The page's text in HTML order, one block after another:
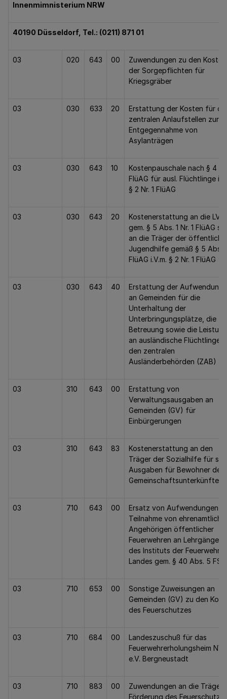
Innenmimnisterium NRW
40190 Düsseldorf, Tel.: (0211) 871 01
03 020 643 00
Zuwendungen zu den Kosten
der Sorgepflichten für
Kriegsgräber
03 030 633 20
Erstattung der Kosten für die
zentralen Anlaufstellen zur
Entgegennahme von
Asylanträgen
03 030 643 10
Kostenpauschale nach § 4
FlüAG für ausl. Flüchtlinge
§ 2 Nr. 1 FlüAG
03 030 643 20
Kostenerstattung an die LV
gem. § 5 Abs. 1 Nr. 1 FlüAG
an die Träger der
Jugendhilfe gemäß § 5 Abs.
FlüAG i.V.m. § 2 Nr. 1 FlüAG
03 030 643 40
Erstattung der
an Gemeinden für die
Unterhaltung der
Unterbringungsplätze, die
Betreuung sowie die
an ausländische Flüchtlinge
den zentralen
Ausländerbehörden (ZAB)
03 310 643 00
Erstattung von
Verwaltungsausgaben an
Gemeinden (GV) für
Einbürgerungen
03 310 643 83
Kostenerstattung an den
Träger der Sozialhilfe für
Ausgaben für Bewohner der
Gemeinschaftsunterkünfte
03 710 643 00
Ersatz von Aufwendungen
Teilnahme von
Angehörigen öffentlicher
Feuerwehren an Lehrgängen
des Instituts der Feuerwehr
Landes gem. § 40 Abs. 5
03 710 653 00
Sonstige Zuweisungen an
Gemeinden (GV) zu den
des Feuerschutzes
03 710 684 00
Landeszuschuß für das
Feuerwehrerholungsheim NW
e.V. Bergneustadt
03 710 883 00
Zuwendungen an die Träger
Förderung des